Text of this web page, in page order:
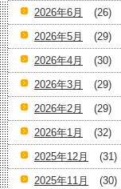
2026年6月
(26)
2026年5月
(29)
2026年4月
(30)
2026年3月
(29)
2026年2月
(29)
2026年1月
(32)
2025年12月
(31)
2025年11月
(30)